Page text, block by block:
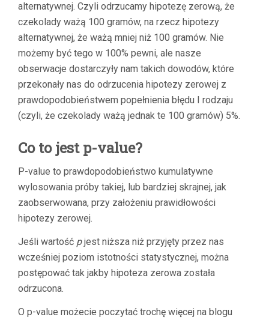
alternatywnej. Czyli odrzucamy hipotezę zerową, że
czekolady ważą 100 gramów, na rzecz hipotezy
alternatywnej, że ważą mniej niż 100 gramów. Nie
możemy być tego w 100% pewni, ale nasze
obserwacje dostarczyły nam takich dowodów, które
przekonały nas do odrzucenia hipotezy zerowej z
prawdopodobieństwem popełnienia błędu I rodzaju
(czyli, że czekolady ważą jednak te 100 gramów) 5%.
Co to jest p-value?
P-value to prawdopodobieństwo kumulatywne
wylosowania próby takiej, lub bardziej skrajnej, jak
zaobserwowana, przy założeniu prawidłowości
hipotezy zerowej.
Jeśli wartość pjest niższa niż przyjęty przez nas
wcześniej poziom istotności statystycznej, można
postępować tak jakby hipoteza zerowa została
odrzucona.
O p-value możecie poczytać trochę więcej na blogu